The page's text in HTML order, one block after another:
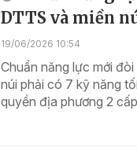
DTTS và miền
19/06/2026 10:54
Chuẩn năng lực mới
núi phải có 7 kỹ năng
quyền địa phương 2